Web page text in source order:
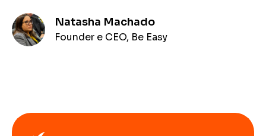
Natasha Machado
Founder e CEO, Be Easy